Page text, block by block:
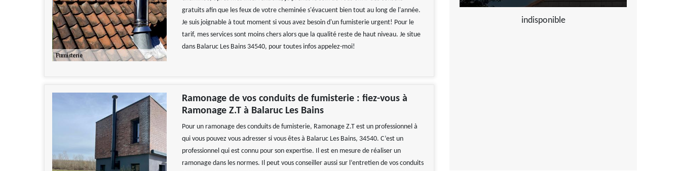
gratuits afin que les feux de votre cheminée s'évacuent bien tout au long de l'année.
Je suis joignable à tout moment si vous avez besoin d'un fumisterie urgent! Pour le
tarif, mes services sont moins chers alors que la qualité reste de haut niveau. Je situe
dans Balaruc Les Bains 34540, pour toutes infos appelez-moi!
Ramonage de vos conduits de fumisterie : fiez-vous à
Ramonage Z.T à Balaruc Les Bains
Pour un ramonage des conduits de fumisterie, Ramonage Z.T est un professionnel à
qui vous pouvez vous adresser si vous êtes à Balaruc Les Bains, 34540. C’est un
professionnel qui est connu pour son expertise. Il est en mesure de réaliser un
ramonage dans les normes. Il peut vous conseiller aussi sur l’entretien de vos conduits
indisponible